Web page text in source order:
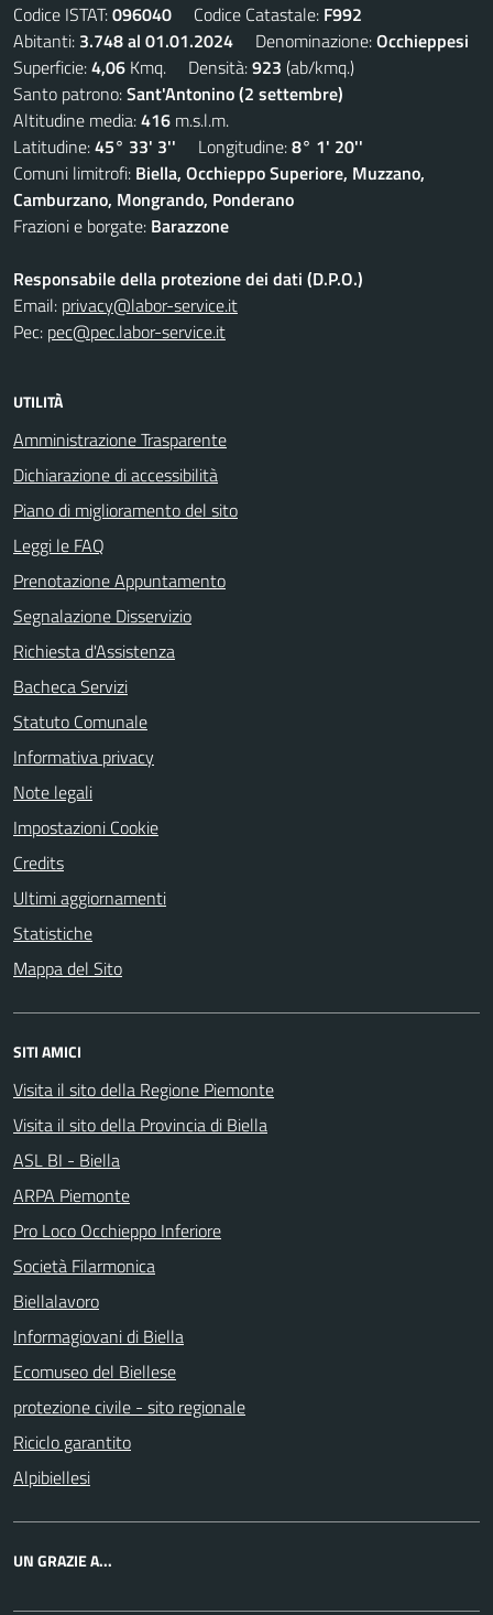
Codice ISTAT:096040 Codice Catastale: F992
Abitanti: 3.748 al 01.01.2024 Denominazione:Occhieppesi
Superficie:4,06 Kmq. Densità:923 (ab/kmq.)
Santo patrono:Sant'Antonino (2 settembre)
Altitudine media:416 m.s.l.m.
Latitudine:45° 33' 3'' Longitudine:8° 1' 20''
Comuni limitrofi: Biella, Occhieppo Superiore, Muzzano,
Camburzano, Mongrando, Ponderano
Frazioni e borgate: Barazzone
Responsabile della protezione dei dati (D.P.O.)
Email: privacy@labor-service.it
Pec: pec@pec.labor-service.it
UTILITÀ
Amministrazione Trasparente
Dichiarazione di accessibilità
Piano di miglioramento del sito
Leggi le FAQ
Prenotazione Appuntamento
Segnalazione Disservizio
Richiesta d'Assistenza
Bacheca Servizi
Statuto Comunale
Informativa privacy
Note legali
Impostazioni Cookie
Credits
Ultimi aggiornamenti
Statistiche
Mappa del Sito
SITI AMICI
Visita il sito della Regione Piemonte
Visita il sito della Provincia di Biella
ASL BI - Biella
ARPA Piemonte
Pro Loco Occhieppo Inferiore
Società Filarmonica
Biellalavoro
Informagiovani di Biella
Ecomuseo del Biellese
protezione civile - sito regionale
Riciclo garantito
Alpibiellesi
UN GRAZIE A...